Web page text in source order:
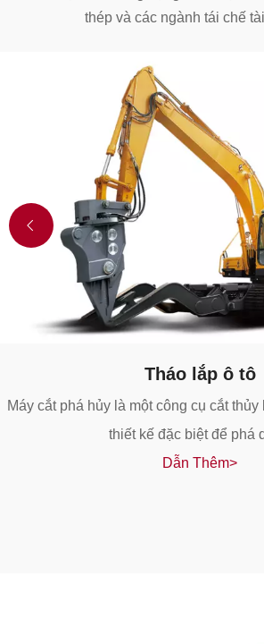
thép và các ngành tái chế
Tháo lắp ô tô
Máy cắt phá hủy là một công cụ cắt
thiết kế đặc biệt để phá
Dẫn Thêm>